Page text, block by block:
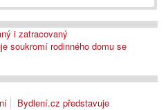
i zatracovaný
soukromí rodinného domu se
Bydlení.cz představuje